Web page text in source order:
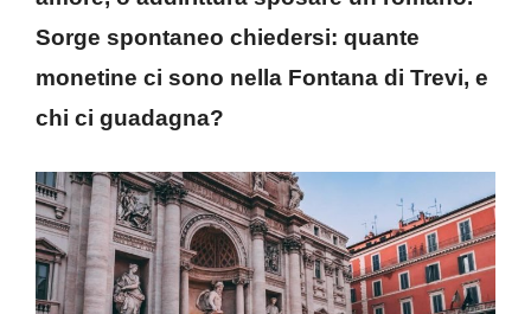
Sorge spontaneo chiedersi: quante
monetine ci sono nella Fontana di Trevi, e
chi ci guadagna?